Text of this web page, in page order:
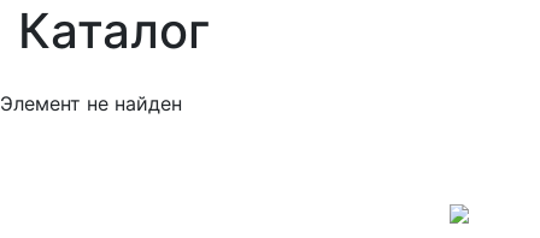
Каталог
Элемент не найден